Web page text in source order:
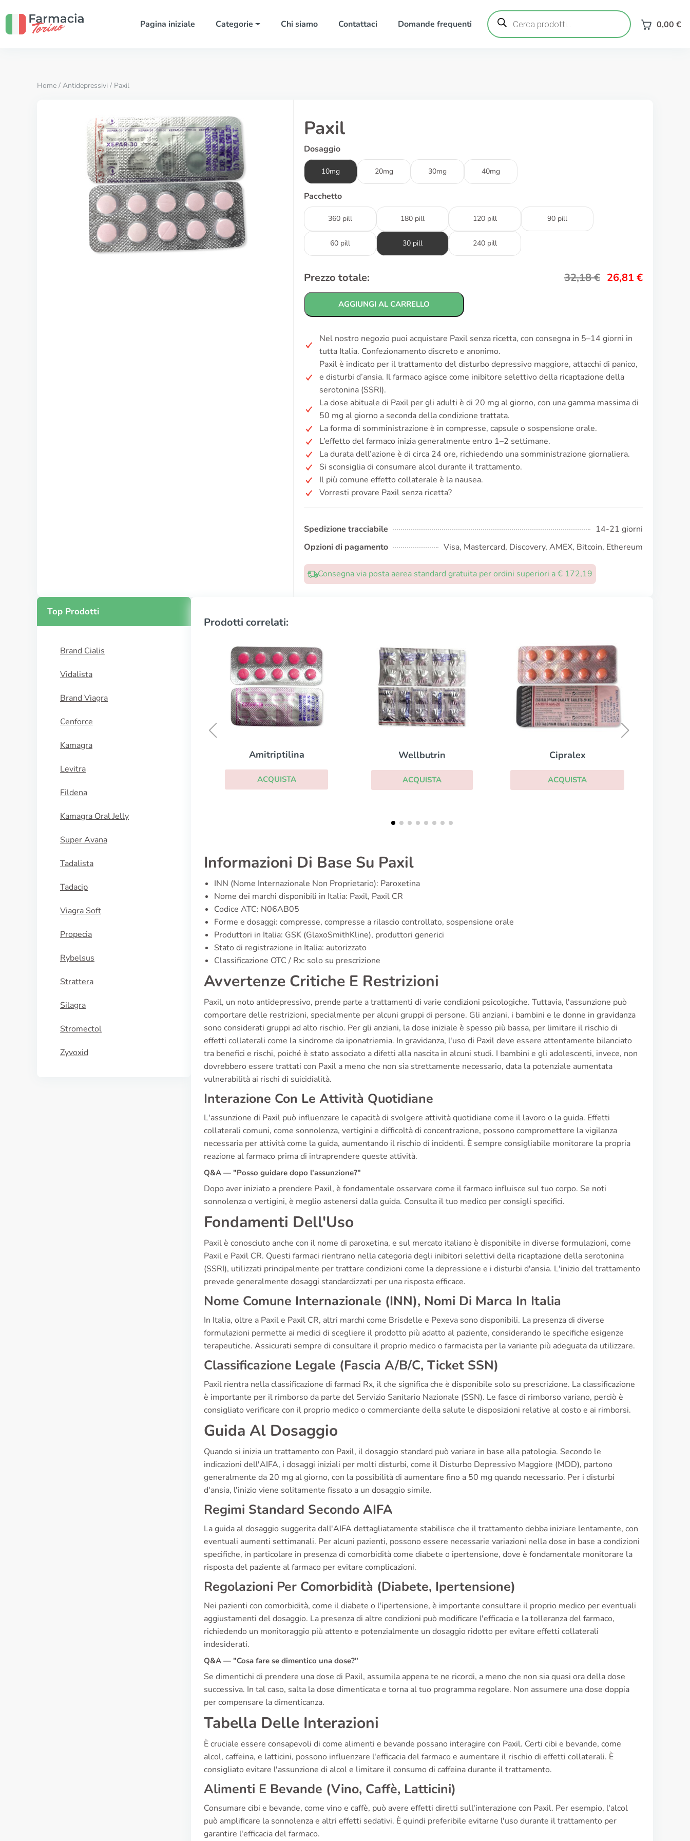
Pagina iniziale Categorie Chi siamo Contattaci Domande frequenti
Ricerca
prodotti 0,00 €
Home / Antidepressivi / Paxil
Paxil
Dosaggio
10mg 20mg 30mg 40mg
Pacchetto
360 pill 180 pill 120 pill 90 pill
60 pill 30 pill 240 pill
Prezzo totale: 32,18€ 26,81 €
AGGIUNGI AL CARRELLO
Nel nostro negozio puoi acquistare Paxil senza ricetta, con consegna in 5–14 giorni in
tutta Italia. Confezionamento discreto e anonimo.
Paxil è indicato per il trattamento del disturbo depressivo maggiore, attacchi di panico,
e disturbi d’ansia. Il farmaco agisce come inibitore selettivo della ricaptazione della
serotonina (SSRI).
La dose abituale di Paxil per gli adulti è di 20 mg al giorno, con una gamma massima di
50 mg al giorno a seconda della condizione trattata.
La forma di somministrazione è in compresse, capsule o sospensione orale.
L’effetto del farmaco inizia generalmente entro 1–2 settimane.
La durata dell’azione è di circa 24 ore, richiedendo una somministrazione giornaliera.
Si sconsiglia di consumare alcol durante il trattamento.
Il più comune effetto collaterale è la nausea.
Vorresti provare Paxil senza ricetta?
Spedizione tracciabile
14-21 giorni
Opzioni di pagamento
Visa, Mastercard, Discovery, AMEX, Bitcoin, Ethereum
Consegna via posta aerea standard gratuita per ordini superiori a € 172,19
Top Prodotti
Brand Cialis
Vidalista
Brand Viagra
Cenforce
Kamagra
Levitra
Fildena
Kamagra Oral Jelly
Super Avana
Tadalista
Tadacip
Viagra Soft
Propecia
Rybelsus
Strattera
Silagra
Stromectol
Zyvoxid
Prodotti correlati:
Wellbutrin
ACQUISTA
Cipralex
ACQUISTA
Tofranil
Informazioni Di Base Su Paxil
INN (Nome Internazionale Non Proprietario): Paroxetina
Nome dei marchi disponibili in Italia: Paxil, Paxil CR
Codice ATC: N06AB05
Forme e dosaggi: compresse, compresse a rilascio controllato, sospensione orale
Produttori in Italia: GSK (GlaxoSmithKline), produttori generici
Stato di registrazione in Italia: autorizzato
Classificazione OTC / Rx: solo su prescrizione
Avvertenze Critiche E Restrizioni
Paxil, un noto antidepressivo, prende parte a trattamenti di varie condizioni psicologiche. Tuttavia, l'assunzione può
comportare delle restrizioni, specialmente per alcuni gruppi di persone. Gli anziani, i bambini e le donne in gravidanza
sono considerati gruppi ad alto rischio. Per gli anziani, la dose iniziale è spesso più bassa, per limitare il rischio di
effetti collaterali come la sindrome da iponatriemia. In gravidanza, l'uso di Paxil deve essere attentamente bilanciato
tra benefici e rischi, poiché è stato associato a difetti alla nascita in alcuni studi. I bambini e gli adolescenti, invece, non
dovrebbero essere trattati con Paxil a meno che non sia strettamente necessario, data la potenziale aumentata
vulnerabilità ai rischi di suicidialità.
Interazione Con Le Attività Quotidiane
L'assunzione di Paxil può influenzare le capacità di svolgere attività quotidiane come il lavoro o la guida. Effetti
collaterali comuni, come sonnolenza, vertigini e difficoltà di concentrazione, possono compromettere la vigilanza
necessaria per attività come la guida, aumentando il rischio di incidenti. È sempre consigliabile monitorare la propria
reazione al farmaco prima di intraprendere queste attività.
Q&A — "Posso guidare dopo l'assunzione?"
Dopo aver iniziato a prendere Paxil, è fondamentale osservare come il farmaco influisce sul tuo corpo. Se noti
sonnolenza o vertigini, è meglio astenersi dalla guida. Consulta il tuo medico per consigli specifici.
Fondamenti Dell'Uso
Paxil è conosciuto anche con il nome di paroxetina, e sul mercato italiano è disponibile in diverse formulazioni, come
Paxil e Paxil CR. Questi farmaci rientrano nella categoria degli inibitori selettivi della ricaptazione della serotonina
(SSRI), utilizzati principalmente per trattare condizioni come la depressione e i disturbi d'ansia. L'inizio del trattamento
prevede generalmente dosaggi standardizzati per una risposta efficace.
Nome Comune Internazionale (INN), Nomi Di Marca In Italia
In Italia, oltre a Paxil e Paxil CR, altri marchi come Brisdelle e Pexeva sono disponibili. La presenza di diverse
formulazioni permette ai medici di scegliere il prodotto più adatto al paziente, considerando le specifiche esigenze
terapeutiche. Assicurati sempre di consultare il proprio medico o farmacista per la variante più adeguata da utilizzare.
Classificazione Legale (Fascia A/B/C, Ticket SSN)
Paxil rientra nella classificazione di farmaci Rx, il che significa che è disponibile solo su prescrizione. La classificazione
è importante per il rimborso da parte del Servizio Sanitario Nazionale (SSN). Le fasce di rimborso variano, perciò è
consigliato verificare con il proprio medico o commerciante della salute le disposizioni relative al costo e ai rimborsi.
Guida Al Dosaggio
Quando si inizia un trattamento con Paxil, il dosaggio standard può variare in base alla patologia. Secondo le
indicazioni dell'AIFA, i dosaggi iniziali per molti disturbi, come il Disturbo Depressivo Maggiore (MDD), partono
generalmente da 20 mg al giorno, con la possibilità di aumentare fino a 50 mg quando necessario. Per i disturbi
d'ansia, l'inizio viene solitamente fissato a un dosaggio simile.
Regimi Standard Secondo AIFA
La guida al dosaggio suggerita dall'AIFA dettagliatamente stabilisce che il trattamento debba iniziare lentamente, con
eventuali aumenti settimanali. Per alcuni pazienti, possono essere necessarie variazioni nella dose in base a condizioni
specifiche, in particolare in presenza di comorbidità come diabete o ipertensione, dove è fondamentale monitorare la
risposta del paziente al farmaco per evitare complicazioni.
Regolazioni Per Comorbidità (Diabete, Ipertensione)
Nei pazienti con comorbidità, come il diabete o l'ipertensione, è importante consultare il proprio medico per eventuali
aggiustamenti del dosaggio. La presenza di altre condizioni può modificare l'efficacia e la tolleranza del farmaco,
richiedendo un monitoraggio più attento e potenzialmente un dosaggio ridotto per evitare effetti collaterali
indesiderati.
Q&A — "Cosa fare se dimentico una dose?"
Se dimentichi di prendere una dose di Paxil, assumila appena te ne ricordi, a meno che non sia quasi ora della dose
successiva. In tal caso, salta la dose dimenticata e torna al tuo programma regolare. Non assumere una dose doppia
per compensare la dimenticanza.
Tabella Delle Interazioni
È cruciale essere consapevoli di come alimenti e bevande possano interagire con Paxil. Certi cibi e bevande, come
alcol, caffeina, e latticini, possono influenzare l'efficacia del farmaco e aumentare il rischio di effetti collaterali. È
consigliato evitare l'assunzione di alcol e limitare il consumo di caffeina durante il trattamento.
Alimenti E Bevande (Vino, Caffè, Latticini)
Consumare cibi e bevande, come vino e caffè, può avere effetti diretti sull'interazione con Paxil. Per esempio, l'alcol
può amplificare la sonnolenza e altri effetti sedativi. È quindi preferibile evitarne l'uso durante il trattamento per
garantire l'efficacia del farmaco.